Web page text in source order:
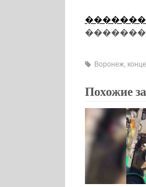
�������
Воронеж,
Похожие